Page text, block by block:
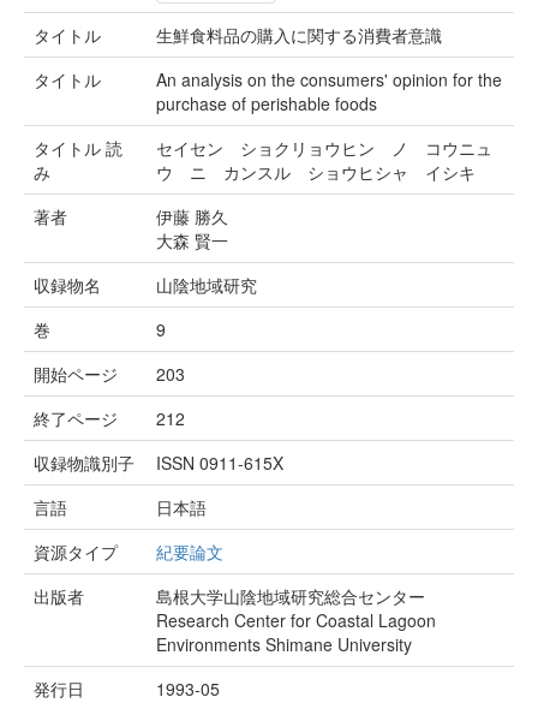
タイトル
生鮮食料品の購入に関する消費者意識
タイトル
An analysis on the consumers' opinion for the
purchase of perishable foods
タイトル 読
み
セイセン ショクリョウヒン ノ コウニュ
ウ ニ カンスル ショウヒシャ イシキ
著者
伊藤 勝久
大森 賢一
収録物名
山陰地域研究
巻
9
開始ページ
203
終了ページ
212
収録物識別子
ISSN 0911-615X
言語
日本語
資源タイプ
紀要論文
出版者
島根大学山陰地域研究総合センター
Research Center for Coastal Lagoon
Environments Shimane University
発行日
1993-05